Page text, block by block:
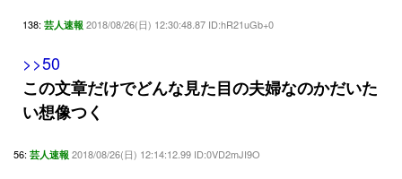
138: 芸人速報 2018/08/26(日) 12:30:48.87 ID:hR21uGb+0
>>50
この文章だけでどんな見た目の夫婦なのかだいた
い想像つく
56: 芸人速報 2018/08/26(日) 12:14:12.99 ID:0VD2mJI9O